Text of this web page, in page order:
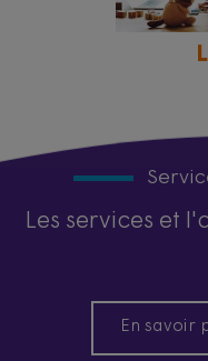
Les services et
En savoir